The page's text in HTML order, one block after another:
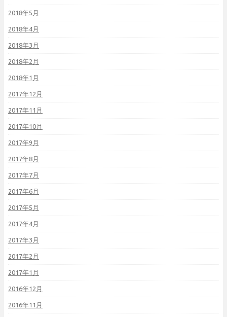
2018年5月
2018年4月
2018年3月
2018年2月
2018年1月
2017年12月
2017年11月
2017年10月
2017年9月
2017年8月
2017年7月
2017年6月
2017年5月
2017年4月
2017年3月
2017年2月
2017年1月
2016年12月
2016年11月